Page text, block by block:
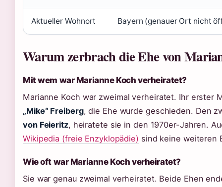
Aktueller Wohnort Bayern (genauer Ort nicht
Warum zerbrach die Ehe von
Mit wem war Marianne Koch verheiratet?
Marianne Koch war zweimal verheiratet. Ihr erster
„Mike“ Freiberg, die Ehe wurde geschieden. Den
von Feieritz, heiratete sie in den 1970er-Jahren.
Wikipedia (freie Enzyklopädie) sind keine weiteren
Wie oft war Marianne Koch verheiratet?
Sie war genau zweimal verheiratet. Beide Ehen